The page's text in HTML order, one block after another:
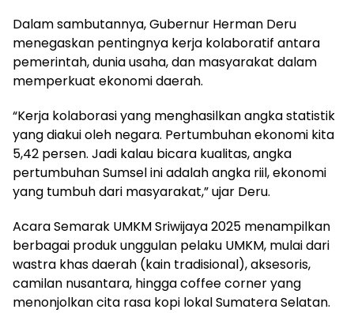
Dalam sambutannya, Gubernur Herman Deru
menegaskan pentingnya kerja kolaboratif antara
pemerintah, dunia usaha, dan masyarakat dalam
memperkuat ekonomi daerah.
“Kerja kolaborasi yang menghasilkan angka statistik
yang diakui oleh negara. Pertumbuhan ekonomi kita
5,42 persen. Jadi kalau bicara kualitas, angka
pertumbuhan Sumsel ini adalah angka riil, ekonomi
yang tumbuh dari masyarakat,” ujar Deru.
Acara Semarak UMKM Sriwijaya 2025 menampilkan
berbagai produk unggulan pelaku UMKM, mulai dari
wastra khas daerah (kain tradisional), aksesoris,
camilan nusantara, hingga coffee corner yang
menonjolkan cita rasa kopi lokal Sumatera Selatan.